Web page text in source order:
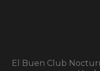
El Buen Club